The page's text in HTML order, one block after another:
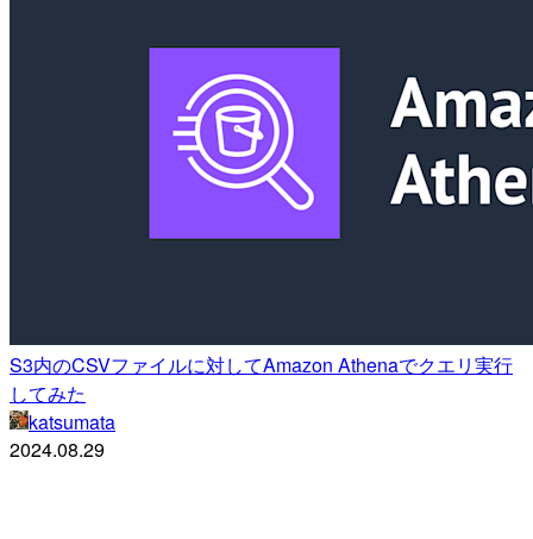
S3内のCSVファイルに対してAmazon Athenaでクエリ実行
してみた
katsumata
2024.08.29